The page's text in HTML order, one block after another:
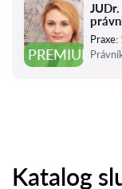
PREMIUM
Praxe:
Katalog